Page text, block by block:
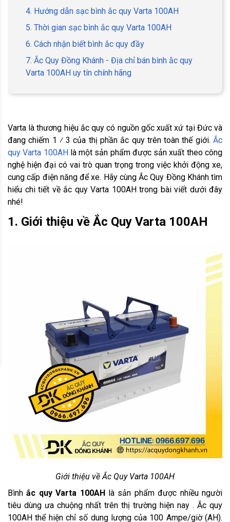
4. Hướng dẫn sạc bình ắc quy Varta 100AH
5. Thời gian sạc bình ắc quy Varta 100AH
6. Cách nhận biết bình ắc quy đầy
7. Ắc Quy Đồng Khánh - Địa chỉ bán bình ắc quy
Varta 100AH uy tín chính hãng
Varta là thương hiệu ắc quy có nguồn gốc xuất xứ tại Đức và
đang chiếm 1 ⁄ 3 của thị phần ắc quy trên toàn thế giới. Ắc
quy Varta 100AH là một sản phẩm được sản xuất theo công
nghệ hiện đại có vai trò quan trọng trong việc khởi động xe,
cung cấp điện năng để xe. Hãy cùng Ắc Quy Đồng Khánh tìm
hiểu chi tiết về ắc quy Varta 100AH trong bài viết dưới đây
nhé!
1. Giới thiệu về Ắc Quy Varta 100AH
Giới thiệu về Ắc Quy Varta 100AH
Bìnhắc quy Varta 100AH
là sản phẩm được nhiều người
tiêu dùng ưa chuộng nhất trên thị trường hiện nay . Ắc quy
100AH thể hiện chỉ số dung lượng của 100 Ampe/giờ (AH).